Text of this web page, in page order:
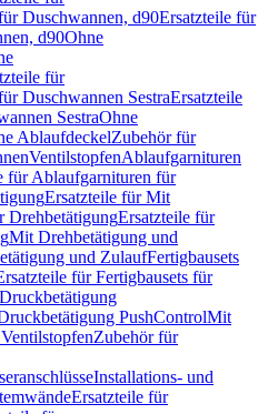
Duschwannen, d90Ersatzteile für
d90Ohne
für
Duschwannen SestraErsatzteile
SestraOhne
AblaufdeckelZubehör für
VentilstopfenAblaufgarnituren
für Ablaufgarnituren für
Ersatzteile für Mit
DrehbetätigungErsatzteile für
Mit Drehbetätigung und
und ZulaufFertigbausets
für Fertigbausets für
PushControlMit
Zubehör für
Installations- und
Ersatzteile für